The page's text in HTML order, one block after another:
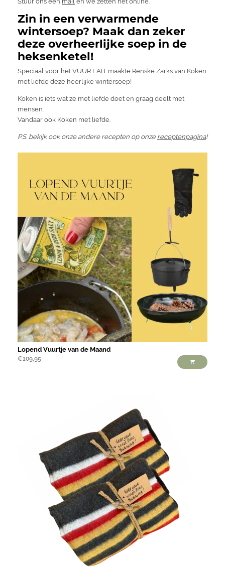
Zin in een verwarmende
wintersoep? Maak dan zeker
deze overheerlijke soep in de
heksenketel!
Speciaal voor het VUUR LAB. maakte Renske Zarks van Koken
met liefde deze heerlijke wintersoep!
Koken is iets wat ze met liefde doet en graag deelt met
mensen.
Vandaar ook Koken met liefde.
P.S. bekijk ook onze andere recepten op onze receptenpagina!
Lopend Vuurtje van de Maand
€109,95